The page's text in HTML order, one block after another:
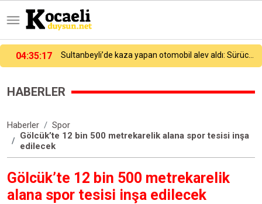
04:13:31 Ümraniye’de hafif ticari araç ile otomobil çarpıştı: 4’ü ağır, 6 yaralı
HABERLER
Haberler
Spor
Gölcük’te 12 bin 500 metrekarelik alana spor tesisi inşa
edilecek
Gölcük’te 12 bin 500 metrekarelik
alana spor tesisi inşa edilecek